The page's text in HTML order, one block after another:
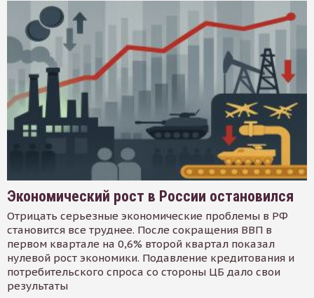
Экономический рост в России остановился
Отрицать серьезные экономические проблемы в РФ
становится все труднее. После сокращения ВВП в
первом квартале на 0,6% второй квартал показал
нулевой рост экономики. Подавление кредитования и
потребительского спроса со стороны ЦБ дало свои
результаты